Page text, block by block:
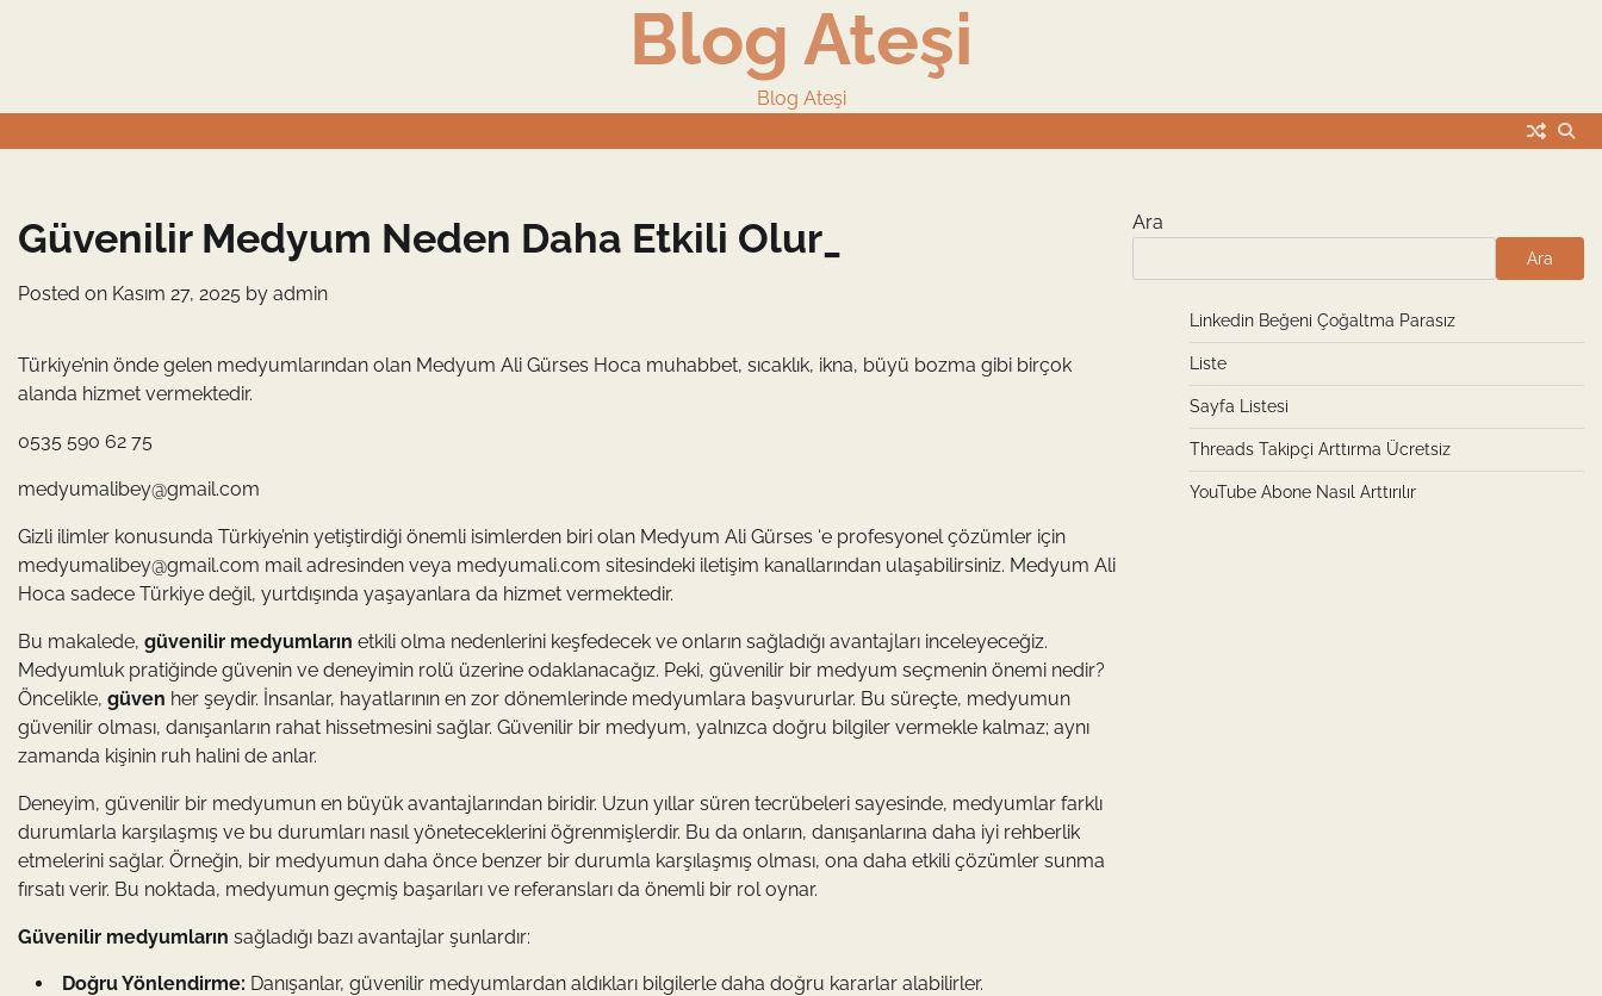
Blog Ateşi
Blog Ateşi
Güvenilir Medyum Neden Daha Etkili Olur_
Posted on Kasım 27, 2025 by admin
Türkiye’nin önde gelen medyumlarından olan Medyum Ali Gürses Hoca muhabbet, sıcaklık, ikna, büyü bozma gibi birçok
alanda hizmet vermektedir.
0535 590 62 75
medyumalibey@gmail.com
Gizli ilimler konusunda Türkiye’nin yetiştirdiği önemli isimlerden biri olan Medyum Ali Gürses ‘e profesyonel çözümler için
medyumalibey@gmail.com mail adresinden veya medyumali.com sitesindeki iletişim kanallarından ulaşabilirsiniz. Medyum Ali
Hoca sadece Türkiye değil, yurtdışında yaşayanlara da hizmet vermektedir.
Bu makalede, güvenilir medyumların etkili olma nedenlerini keşfedecek ve onların sağladığı avantajları inceleyeceğiz.
Medyumluk pratiğinde güvenin ve deneyimin rolü üzerine odaklanacağız. Peki, güvenilir bir medyum seçmenin önemi nedir?
Öncelikle, güven her şeydir. İnsanlar, hayatlarının en zor dönemlerinde medyumlara başvururlar. Bu süreçte, medyumun
güvenilir olması, danışanların rahat hissetmesini sağlar. Güvenilir bir medyum, yalnızca doğru bilgiler vermekle kalmaz; aynı
zamanda kişinin ruh halini de anlar.
Deneyim, güvenilir bir medyumun en büyük avantajlarından biridir. Uzun yıllar süren tecrübeleri sayesinde, medyumlar farklı
durumlarla karşılaşmış ve bu durumları nasıl yöneteceklerini öğrenmişlerdir. Bu da onların, danışanlarına daha iyi rehberlik
etmelerini sağlar. Örneğin, bir medyumun daha önce benzer bir durumla karşılaşmış olması, ona daha etkili çözümler sunma
fırsatı verir. Bu noktada, medyumun geçmiş başarıları ve referansları da önemli bir rol oynar.
Güvenilir medyumların sağladığı bazı avantajlar şunlardır:
Doğru Yönlendirme: Danışanlar, güvenilir medyumlardan aldıkları bilgilerle daha doğru kararlar alabilirler.
Ara
Ara
Linkedin Beğeni Çoğaltma Parasız
Liste
Sayfa Listesi
Threads Takipçi Arttırma Ücretsiz
YouTube Abone Nasıl Arttırılır